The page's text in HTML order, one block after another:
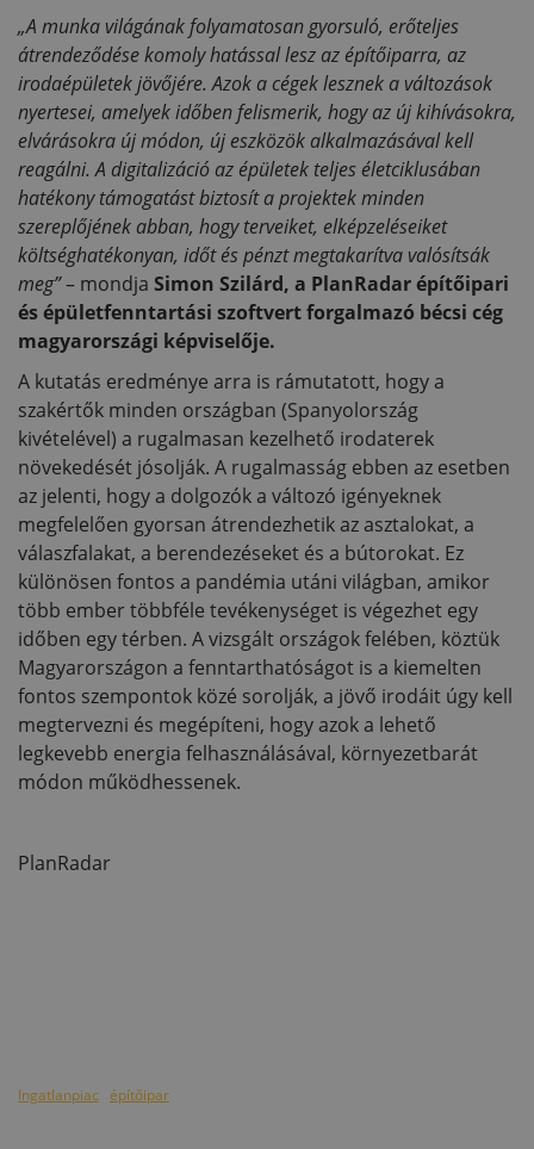
„A munka világának folyamatosan gyorsuló, erőteljes
átrendeződése komoly hatással lesz az építőiparra, az
irodaépületek jövőjére. Azok a cégek lesznek a változások
nyertesei, amelyek időben felismerik, hogy az új kihívásokra,
elvárásokra új módon, új eszközök alkalmazásával kell
reagálni. A digitalizáció az épületek teljes életciklusában
hatékony támogatást biztosít a projektek minden
szereplőjének abban, hogy terveiket, elképzeléseiket
költséghatékonyan, időt és pénzt megtakarítva valósítsák
meg”– mondja Simon Szilárd, a PlanRadar építőipari
és épületfenntartási szoftvert forgalmazó bécsi cég
magyarországi képviselője.
A kutatás eredménye arra is rámutatott, hogy a
szakértők minden országban (Spanyolország
kivételével) a rugalmasan kezelhető irodaterek
növekedését jósolják. A rugalmasság ebben az esetben
az jelenti, hogy a dolgozók a változó igényeknek
megfelelően gyorsan átrendezhetik az asztalokat, a
válaszfalakat, a berendezéseket és a bútorokat. Ez
különösen fontos a pandémia utáni világban, amikor
több ember többféle tevékenységet is végezhet egy
időben egy térben. A vizsgált országok felében, köztük
Magyarországon a fenntarthatóságot is a kiemelten
fontos szempontok közé sorolják, a jövő irodáit úgy kell
megtervezni és megépíteni, hogy azok a lehető
legkevebb energia felhasználásával, környezetbarát
módon működhessenek.
PlanRadar
Ingatlanpiac építőipar